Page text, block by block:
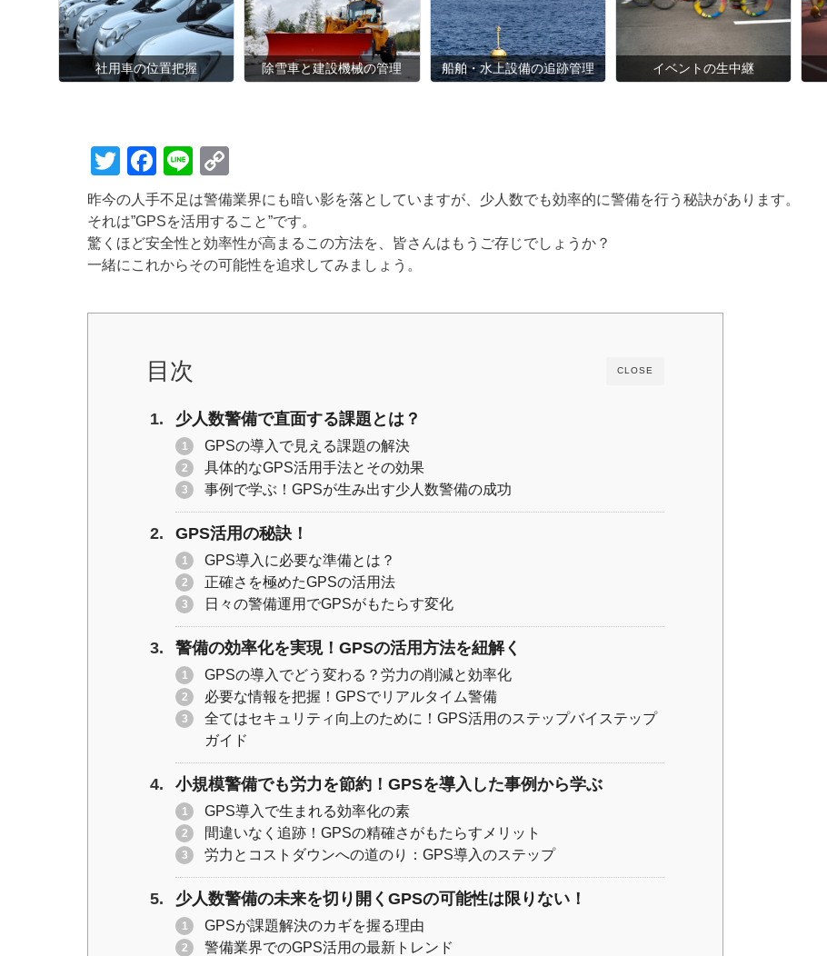
社用車の位置把握 除雪車と建設機械の管理 船舶・水上設備の追跡管理 イベントの生中継
T
wi
tt
er
F
a
c
e
b
o
k
Li
n
e
o
p
y
Li
n
昨今の人手不足は警備業界にも暗い影を落としていますが、少人数でも効率的に警備を行う秘訣があります。
それは”GPSを活用すること”です。
驚くほど安全性と効率性が高まるこの方法を、皆さんはもうご存じでしょうか？
一緒にこれからその可能性を追求してみましょう。
CLOSE
目次
少人数警備で直面する課題とは？
GPSの導入で見える課題の解決
具体的なGPS活用手法とその効果
事例で学ぶ！GPSが生み出す少人数警備の成功
GPS活用の秘訣！
GPS導入に必要な準備とは？
正確さを極めたGPSの活用法
日々の警備運用でGPSがもたらす変化
警備の効率化を実現！GPSの活用方法を紐解く
GPSの導入でどう変わる？労力の削減と効率化
必要な情報を把握！GPSでリアルタイム警備
全てはセキュリティ向上のために！GPS活用のステップバイステップ
ガイド
小規模警備でも労力を節約！GPSを導入した事例から学ぶ
GPS導入で生まれる効率化の素
間違いなく追跡！GPSの精確さがもたらすメリット
労力とコストダウンへの道のり：GPS導入のステップ
少人数警備の未来を切り開くGPSの可能性は限りない！
GPSが課題解決のカギを握る理由
警備業界でのGPS活用の最新トレンド